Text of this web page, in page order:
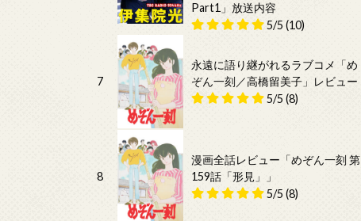
Part1」放送内容
5/5 (10)
7
永遠に語り継がれるラブコメ「め
ぞん一刻／高橋留美子」レビュー
5/5 (8)
8
漫画全話レビュー「めぞん一刻 第
159話「形見」」
5/5 (8)